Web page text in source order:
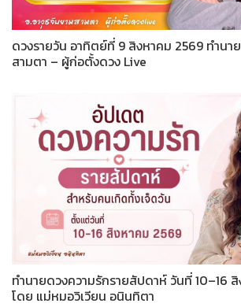
ดวงรายวัน อาทิตย์ที่ 9 สิงหาคม 2569 ทำนา
สามตา – ผู้ก่อตั้งดวง Live
ทำนายดวงความรักรายสัปดาห์ วันที่ 10–16
โดย แม่หมอวิเวียน อนินทิตา